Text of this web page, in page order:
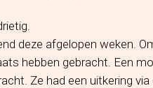
deze afgelopen weken.
hebben gebracht. Een
Ze had een uitkering